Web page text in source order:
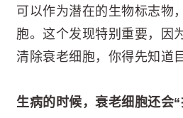
可以作为潜在的生物标志物
胞。这个发现特别重要，因
清除衰老细胞，你得先知道
生病的时候，衰老细胞还会“